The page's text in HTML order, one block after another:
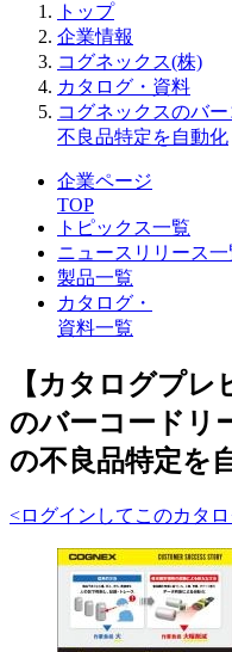
トップ
企業情報
コグネックス(株)
カタログ・資料
コグネックスのバ
不良品特定を自動化
企業ページ
TOP
トピックス一覧
ニュースリリース一
製品一覧
カタログ・
資料一覧
【カタログプ
のバーコードリ
の不良品特定を
<ログインしてこのカタ